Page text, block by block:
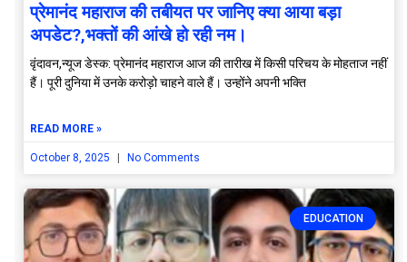
प्रेमानंद महाराज की तबीयत पर जानिए क्या आया बड़ा
अपडेट?,भक्तों की आंखे हो रही नम।
वृंदावन,न्यूज डेस्क: प्रेमानंद महाराज आज की तारीख में किसी परिचय के मोहताज नहीं
हैं। पूरी दुनिया में उनके करोड़ो चाहने वाले हैं। उन्होंने अपनी भक्ति
READ MORE »
October 8, 2025 No Comments
EDUCATION